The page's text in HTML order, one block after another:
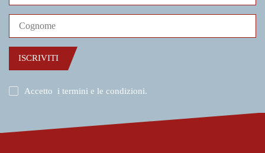
ISCRIVITI
Accetto i termini e le condizioni.